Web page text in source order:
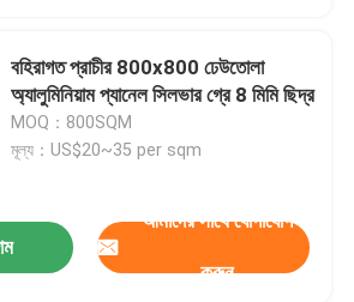
বহিরাগত প্রাচীর 800x800 ঢেউতোলা
অ্যালুমিনিয়াম প্যানেল সিলভার গ্রে 8 মিমি ছিদ্র
MOQ：800SQM
মূল্য：US$20~35 per sqm
আমাদের সাথে যোগাযোগ
করুন